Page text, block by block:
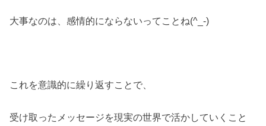
大事なのは、感情的にならないってことね(^_-)
これを意識的に繰り返すことで、
受け取ったメッセージを現実の世界で活かしていくこと